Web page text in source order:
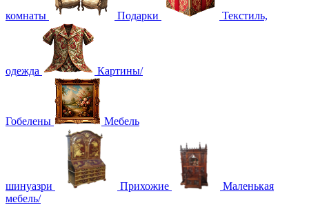
комнаты Подарки Текстиль,
одежда Картины/
Гобелены Мебель
шинуазри Прихожие
Маленькая
мебель/